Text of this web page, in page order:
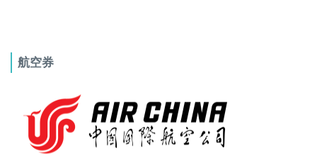
航空券